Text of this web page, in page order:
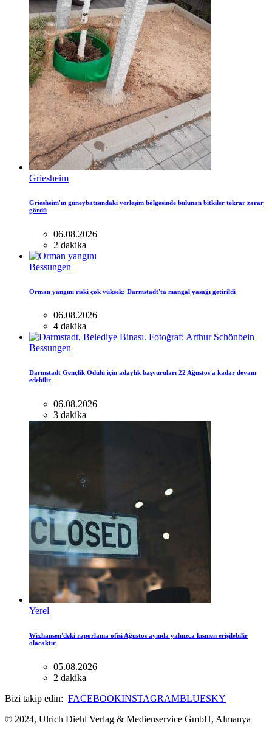
Griesheim
Griesheim'ın güneybatısındaki yerleşim bölgesinde bulunan bitkiler tekrar zarar
gördü
06.08.2026
2 dakika
Bessungen
Orman yangını riski çok yüksek: Darmstadt'ta mangal yasağı getirildi
06.08.2026
4 dakika
Bessungen
Darmstadt Gençlik Ödülü için adaylık başvuruları 22 Ağustos'a kadar devam
edebilir
06.08.2026
3 dakika
Yerel
Wixhausen'deki raporlama ofisi Ağustos ayında yalnızca kısmen erişilebilir
olacaktır
05.08.2026
2 dakika
Bizi takip edin: FACEBOOKINSTAGRAMBLUESKY
© 2024, Ulrich Diehl Verlag & Medienservice GmbH, Almanya